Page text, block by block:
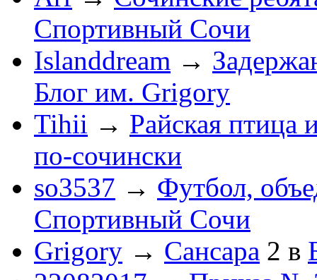
Спортивный Сочи
Islanddream →
Блог им. Grigory
Tihii → Райская птица
по-cочински
so3537 → Футбол,
Спортивный Сочи
Grigory → Сансара 2 в